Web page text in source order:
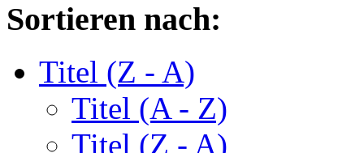
Sortieren nach:
Titel (Z - A)
Titel (A - Z)
Titel (Z - A)